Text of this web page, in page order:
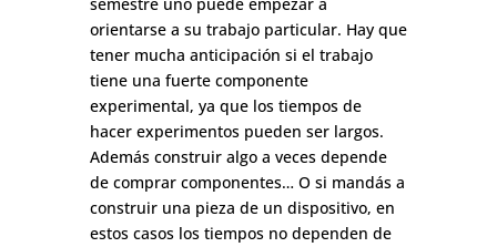
orientarse a su trabajo particular. Hay que
tener mucha anticipación si el trabajo
tiene una fuerte componente
experimental, ya que los tiempos de
hacer experimentos pueden ser largos.
Además construir algo a veces depende
de comprar componentes… O si mandás a
construir una pieza de un dispositivo, en
estos casos los tiempos no dependen de